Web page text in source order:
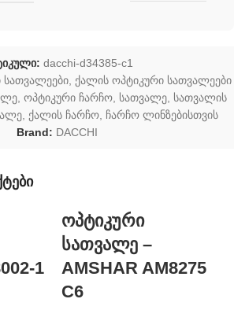
dacchi-d34385-c1
სათვალეები, ქალის ოპტიკური სათვალეები
, ოპტიკური ჩარჩო, სათვალე, სათვალის
, ქალის ჩარჩო, ჩარჩო ლინზებისთვის
Brand: DACCHI
1
ოპტიკური
სათვალე –
AMSHAR AM8275
C6